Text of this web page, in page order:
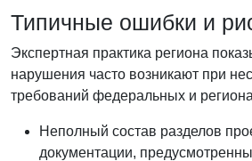
Типичные ошибки и
Экспертная практика региона
нарушения часто возникают при
требований федеральных и
Неполный состав разделов
документации,